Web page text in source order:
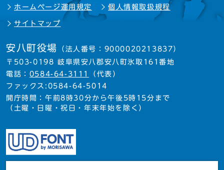
ホームページ運用規定 個人情報取扱規程
サイトマップ
安八町役場 （法人番号：9000020213837）
〒503-0198 岐阜県安八郡安八町氷取161番地
電話： 0584-64-3111
（代表）
ファックス:0584-64-5014
開庁時間：午前8時30分から午後5時15分まで
（土曜・日曜・祝日・年末年始を除く）